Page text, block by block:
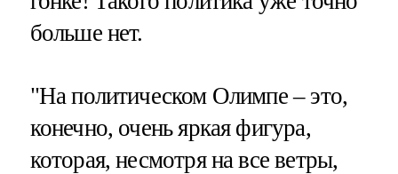
больше нет.
"На политическом Олимпе – это,
конечно, очень яркая фигура,
которая, несмотря на все ветры,